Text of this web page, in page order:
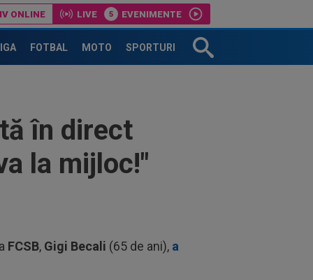
ONLINE LIVE EVENIMENTE
FOTBAL MOTO SPORTURI
în direct
la mijloc!"
FCSB, Gigi Becali (65 de ani), a